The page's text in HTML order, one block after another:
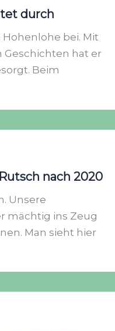
durch
bei. Mit
hat er
Beim
nach 2020
Unsere
mächtig ins Zeug
Man sieht hier